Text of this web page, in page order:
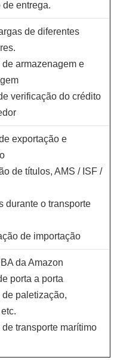
de entrega.
de diferentes
armazenagem e
verificação do crédito
exportação e
de títulos, AMS / ISF /
durante o transporte
de importação
da Amazon
porta a porta
paletização,
transporte marítimo